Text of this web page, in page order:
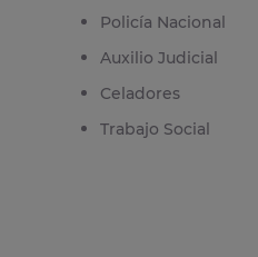
Policía Nacional
Auxilio Judicial
Celadores
Trabajo Social